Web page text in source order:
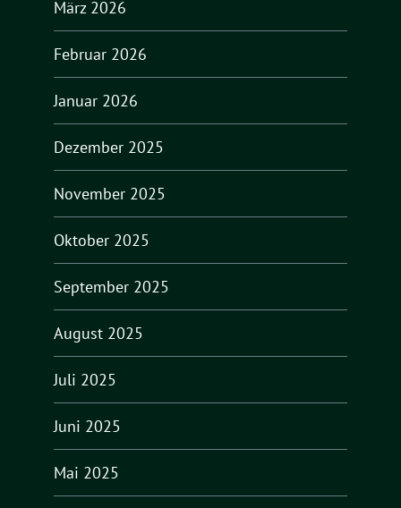
März 2026
Februar 2026
Januar 2026
Dezember 2025
November 2025
Oktober 2025
September 2025
August 2025
Juli 2025
Juni 2025
Mai 2025